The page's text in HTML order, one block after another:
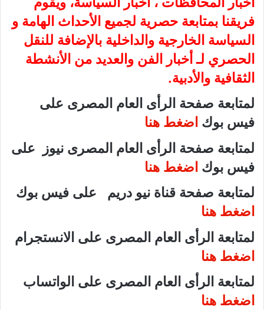
فريقنا بمتابعة حصرية لجميع الأحداث الهامة و
السياسة الخارجية والداخلية بالإضافة للنقل
الحصري لـ أخبار الفن والعديد من الأنشطة
الثقافية والأدبية.
لمتابعة صفحة الرأى العام المصرى على
فيس بوك اضغط هنا
لمتابعة صفحة الرأى العام المصرى نيوز على
فيس بوك اضغط هنا
لمتابعة صفحة قناة نيو دريم على فيس بوك
اضغط هنا
لمتابعة الرأى العام المصرى على الانستجرام
اضغط هنا
لمتابعة الرأى العام المصرى على الواتساب
اضغط هنا